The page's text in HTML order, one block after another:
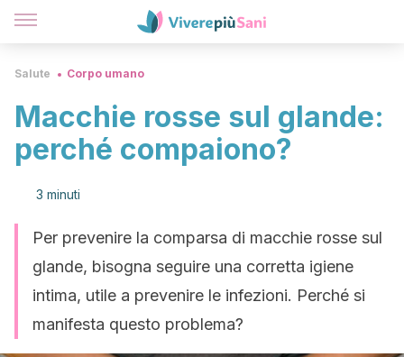
Salute Corpo umano
Macchie rosse sul glande:
perché compaiono?
3 minuti
Per prevenire la comparsa di macchie rosse sul
glande, bisogna seguire una corretta igiene
intima, utile a prevenire le infezioni. Perché si
manifesta questo problema?